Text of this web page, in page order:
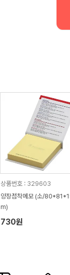
상품번호 : 329603
양장점착메모 (소/
m)
730원